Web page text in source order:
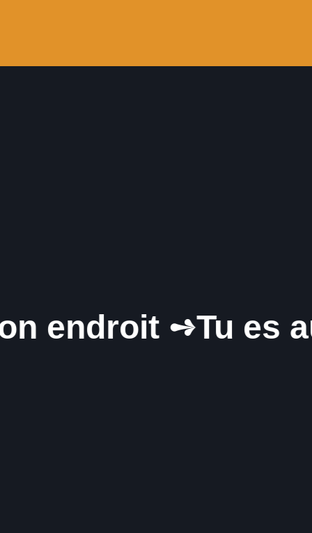
endroit ➺Tu es au